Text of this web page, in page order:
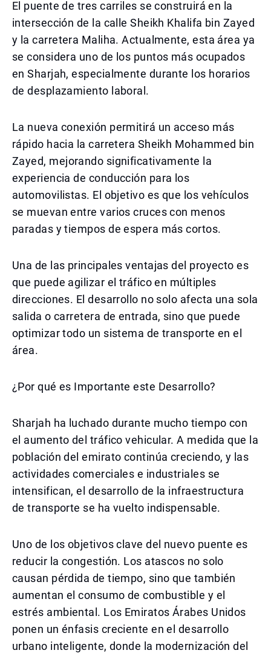
El puente de tres carriles se construirá en la
intersección de la calle Sheikh Khalifa bin Zayed
y la carretera Maliha. Actualmente, esta área ya
se considera uno de los puntos más ocupados
en Sharjah, especialmente durante los horarios
de desplazamiento laboral.
La nueva conexión permitirá un acceso más
rápido hacia la carretera Sheikh Mohammed bin
Zayed, mejorando significativamente la
experiencia de conducción para los
automovilistas. El objetivo es que los vehículos
se muevan entre varios cruces con menos
paradas y tiempos de espera más cortos.
Una de las principales ventajas del proyecto es
que puede agilizar el tráfico en múltiples
direcciones. El desarrollo no solo afecta una sola
salida o carretera de entrada, sino que puede
optimizar todo un sistema de transporte en el
área.
¿Por qué es Importante este Desarrollo?
Sharjah ha luchado durante mucho tiempo con
el aumento del tráfico vehicular. A medida que la
población del emirato continúa creciendo, y las
actividades comerciales e industriales se
intensifican, el desarrollo de la infraestructura
de transporte se ha vuelto indispensable.
Uno de los objetivos clave del nuevo puente es
reducir la congestión. Los atascos no solo
causan pérdida de tiempo, sino que también
aumentan el consumo de combustible y el
estrés ambiental. Los Emiratos Árabes Unidos
ponen un énfasis creciente en el desarrollo
urbano inteligente, donde la modernización del